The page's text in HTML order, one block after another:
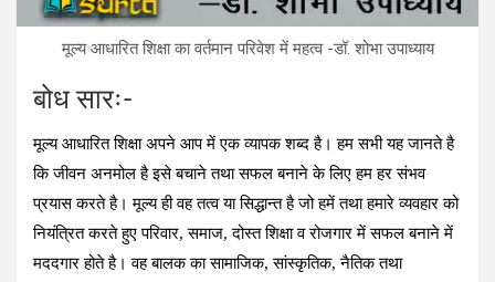
मूल्य आधारित शिक्षा का वर्तमान परिवेश में महत्व -डॉ. शोभा उपाध्याय
बोध सारः-
मूल्य आधारित शिक्षा अपने आप में एक व्यापक शब्द है। हम सभी यह जानते है
कि जीवन अनमोल है इसे बचाने तथा सफल बनाने के लिए हम हर संभव
प्रयास करते है। मूल्य ही वह तत्व या सिद्धान्त है जो हमें तथा हमारे व्यवहार को
नियंत्रित करते हुए परिवार, समाज, दोस्त शिक्षा व रोजगार में सफल बनाने में
मददगार होते है। वह बालक का सामाजिक, सांस्कृतिक, नैतिक तथा